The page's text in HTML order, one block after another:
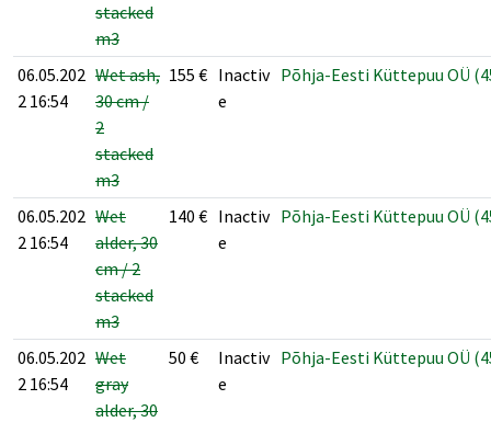
stacked
m3
06.05.202
2 16:54
Wet ash,
30 cm /
2
stacked
m3
155 € Inactiv
e
Põhja-Eesti Küttepuu OÜ
06.05.202
2 16:54
Wet
alder, 30
cm / 2
stacked
m3
140 € Inactiv
e
Põhja-Eesti Küttepuu OÜ
06.05.202
2 16:54
Wet
gray
alder, 30
50 €
Inactiv
e
Põhja-Eesti Küttepuu OÜ